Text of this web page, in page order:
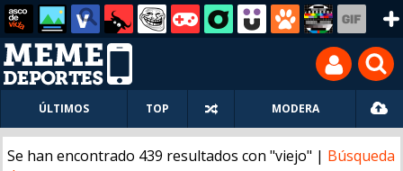
ÚLTIMOS TOP MODERA
Se han encontrado 439 resultados con "viejo" | Búsqueda